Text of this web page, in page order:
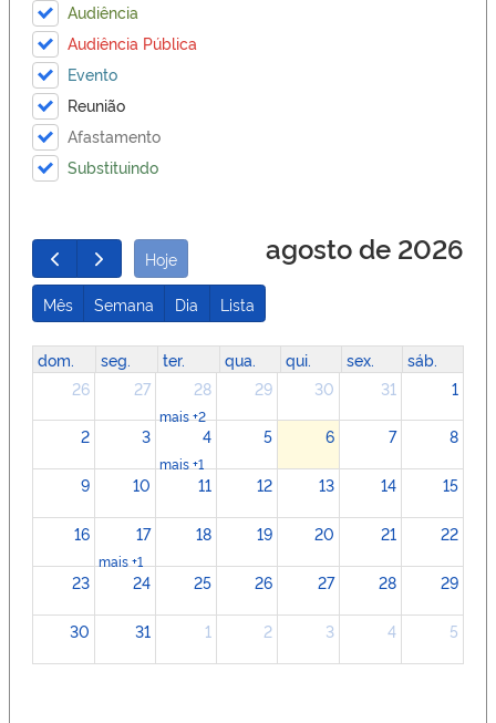
Audiência
Audiência Pública
Evento
Reunião
Afastamento
Substituindo
Hoje agosto de 2026
Mês Semana Dia Lista
dom. seg. ter. qua. qui. sex.
sáb.
26
27 28
mais +2
29 30 31 1
2 3 4
mais +1
5 6 7 8
9 10 11 12 13 14 15
16 17
mais +1
18 19 20 21 22
23 24 25 26 27 28 29
30 31 1 2 3 4 5